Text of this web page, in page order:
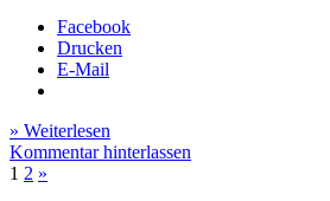
Facebook
Drucken
E-Mail
» Weiterlesen
Kommentar hinterlassen
1 2 »